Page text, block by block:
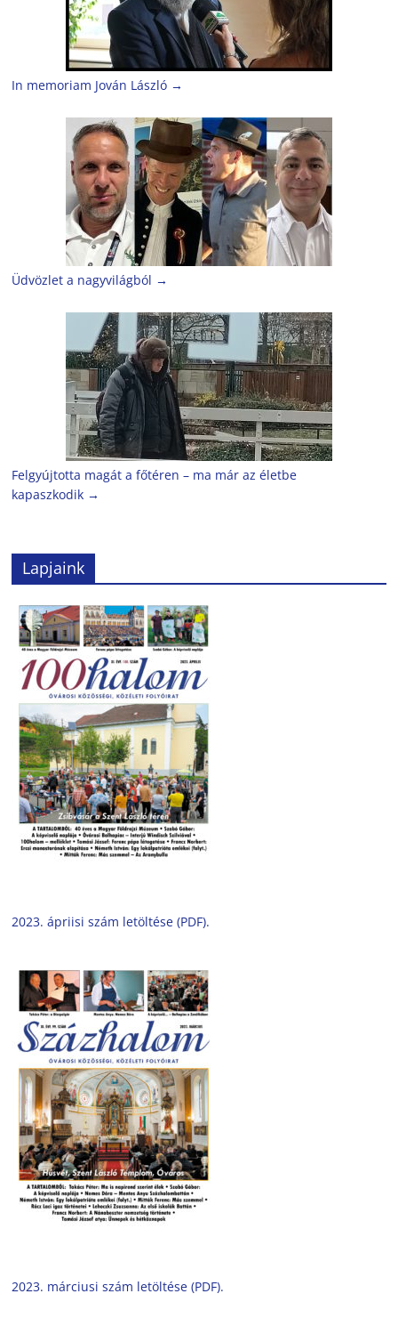
In memoriam Jován László →
Üdvözlet a nagyvilágból →
Felgyújtotta magát a főtéren – ma már az életbe
kapaszkodik →
Lapjaink
2023. ápriisi szám letöltése (PDF).
2023. márciusi szám letöltése (PDF).